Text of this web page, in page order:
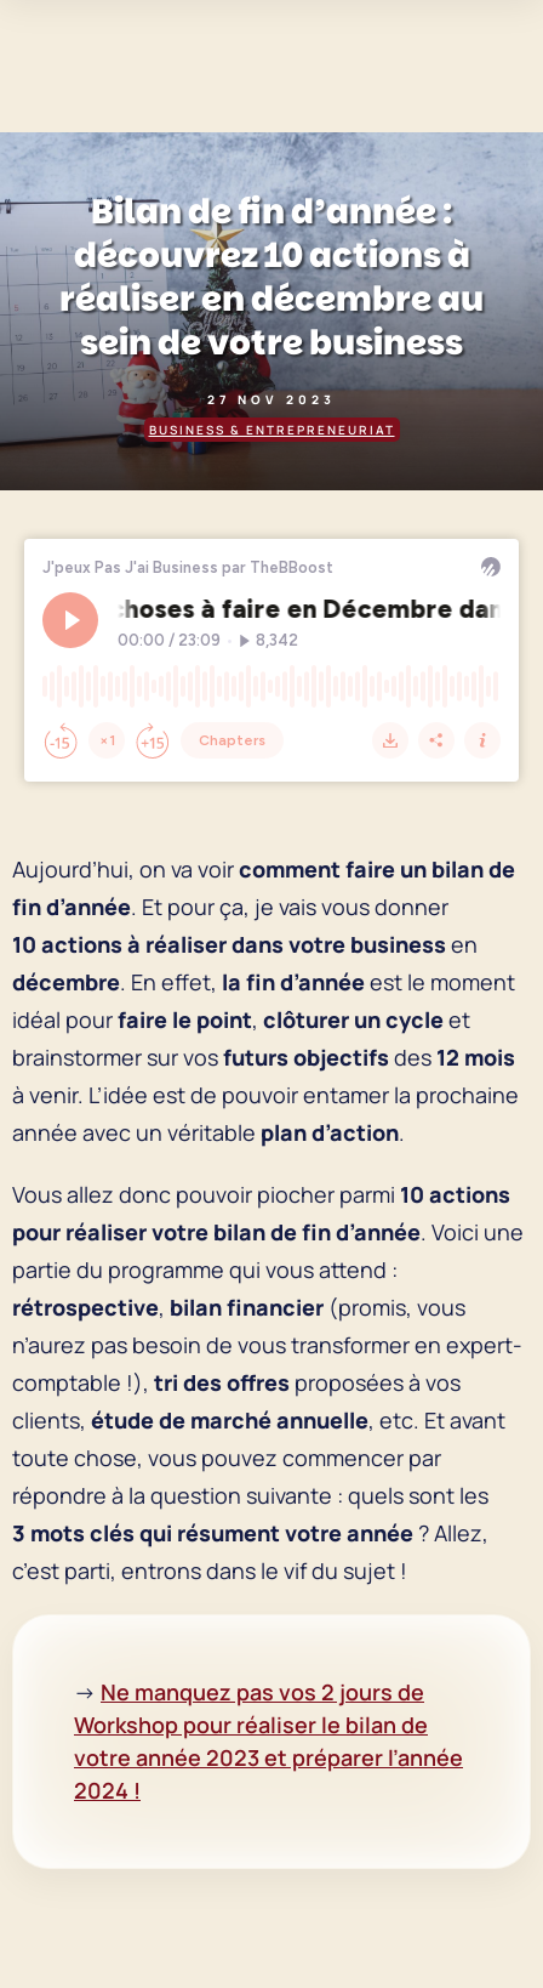
Bilan de fin d’année :
découvrez 10 actions à
réaliser en décembre au
sein de votre business
27 NOV 2023
BUSINESS & ENTREPRENEURIAT
Aujourd’hui, on va voircomment faire un bilan de
fin d’année. Et pour ça, je vais vous donner
10 actions à réaliser dans votre business en
décembre. En effet, la fin d’annéeest le moment
idéal pourfaire le point, clôturer un cycleet
brainstormer sur vosfuturs objectifs des 12 mois
à venir. L’idée est de pouvoir entamer la prochaine
année avec un véritable plan d’action.
Vous allez donc pouvoir piocher parmi 10 actions
pour réaliser votre bilan de fin d’année. Voici une
partie du programme qui vous attend :
rétrospective, bilan financier (promis, vous
n’aurez pas besoin de vous transformer en expert-
comptable !), tri des offres proposées à vos
clients, étude de marché annuelle, etc. Et avant
toute chose, vous pouvez commencer par
répondre à la question suivante : quels sont les
3 mots clés qui résument votre année ? Allez,
c’est parti, entrons dans le vif du sujet !
→ Ne manquez pas vos 2 jours de
Workshop pour réaliser le bilan de
votre année 2023 et préparer l’année
2024 !